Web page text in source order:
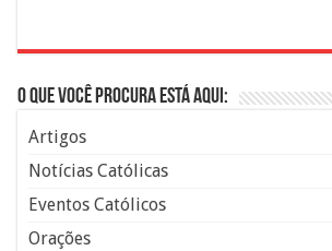
O que você procura está aqui:
Artigos
Notícias Católicas
Eventos Católicos
Orações